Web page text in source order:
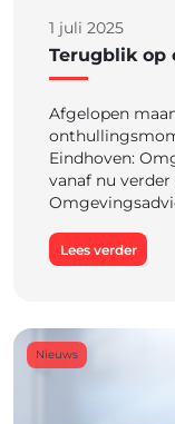
1 juli 2025
Terugblik op
Afgelopen
Eindhoven:
vanaf nu
Lees verder
Nieuws